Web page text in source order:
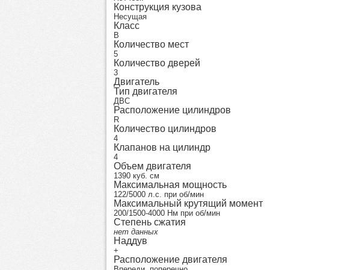
Конструкция кузова
Несущая
Класс
B
Количество мест
5
Количество дверей
3
Двигатель
Тип двигателя
ДВС
Расположение цилиндров
R
Количество цилиндров
4
Клапанов на цилиндр
4
Объем двигателя
1390 куб. см
Максимальная мощность
122/5000 л.с. при об/мин
Максимальный крутящий момент
200/1500-4000 Нм при об/мин
Степень сжатия
нет данных
Наддув
+
Расположение двигателя